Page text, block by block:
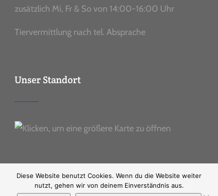
zusätzlich Mi, Fr & So von 14:00-16:00 Uhr
Tiervermittlung nach tel. Absprache
Unser Standort
Diese Website benutzt Cookies. Wenn du die Website weiter
nutzt, gehen wir von deinem Einverständnis aus.